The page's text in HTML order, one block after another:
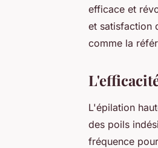
efficace et
et satisfaction
comme la
L'épilation
des poils
fréquence